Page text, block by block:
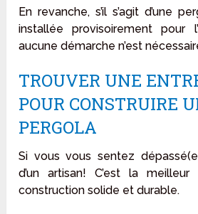
En revanche, s’il s’agit d’une
installée provisoirement pour
aucune démarche n’est
TROUVER UNE
POUR CONSTRUIRE
PERGOLA
Si vous vous sentez
d’un artisan! C’est la
construction solide et durable.